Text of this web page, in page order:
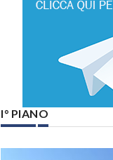
I° PIANO